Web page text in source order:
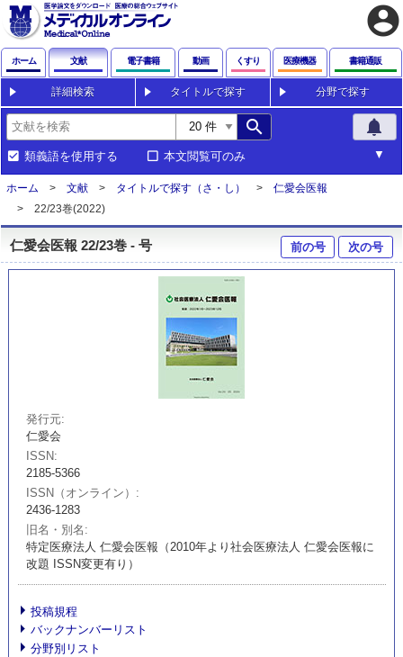
account_circle
ホーム 文献 電子書籍 動画 くすり 医療機器 書籍通販
詳細検索 タイトルで探す 分野で探す
search notifications
類義語を使用する 本文閲覧可のみ
ホーム 文献 タイトルで探す（さ・し）
仁愛会医報
22/23巻(2022)
仁愛会医報 22/23巻 - 号 前の号 次の号
発行元
仁愛会
ISSN
2185-5366
ISSN（オンライン）
2436-1283
旧名・別名
特定医療法人 仁愛会医報（2010年より社会医療法人 仁愛会医報に
改題 ISSN変更有り）
投稿規程
バックナンバーリスト
分野別リスト